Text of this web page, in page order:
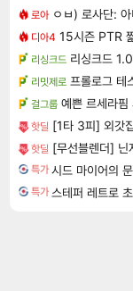
로아 ㅇㅂ) 로사단:
디아4 15시즌 PTR
리싱크드 리싱크드
리밋제로 프롤로그 테
걸그룹 예쁜 르세라핌
핫딜 [1타 3피] 외갓집 송탄
핫딜 [무선블렌더] 닌자
특가
특가